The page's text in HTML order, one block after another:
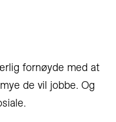
fornøyde med at
de vil jobbe. Og